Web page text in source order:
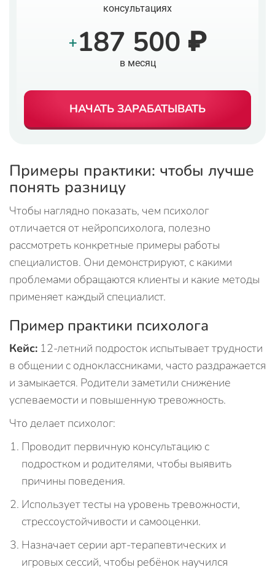
консультациях
+187 500 ₽
в месяц
НАЧАТЬ ЗАРАБАТЫВАТЬ
Примеры практики: чтобы лучше
понять разницу
Чтобы наглядно показать, чем психолог
отличается от нейропсихолога, полезно
рассмотреть конкретные примеры работы
специалистов. Они демонстрируют, с какими
проблемами обращаются клиенты и какие методы
применяет каждый специалист.
Пример практики психолога
Кейс: 12-летний подросток испытывает трудности
в общении с одноклассниками, часто раздражается
и замыкается. Родители заметили снижение
успеваемости и повышенную тревожность.
Что делает психолог:
Проводит первичную консультацию с
подростком и родителями, чтобы выявить
причины поведения.
Использует тесты на уровень тревожности,
стрессоустойчивости и самооценки.
Назначает серии арт-терапевтических и
игровых сессий, чтобы ребёнок научился